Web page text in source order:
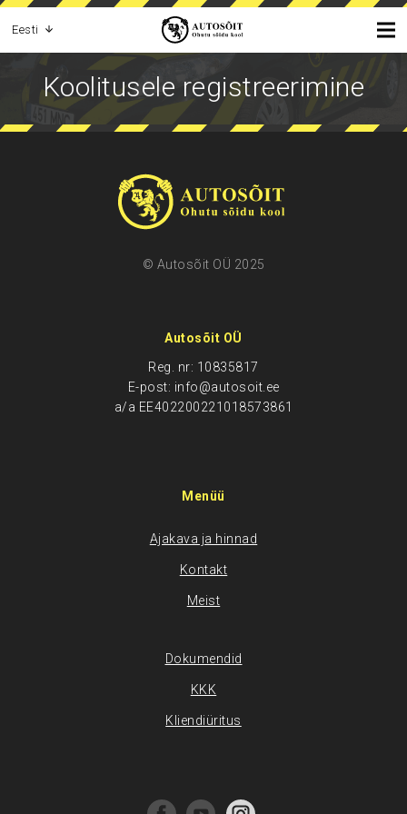
Eesti
Koolitusele registreerimine
© Autosõit OÜ 2025
Autosõit OÜ
Reg. nr: 10835817
E-post: info@autosoit.ee
a/a EE402200221018573861
Menüü
Ajakava ja hinnad
Kontakt
Meist
Dokumendid
KKK
Kliendiüritus